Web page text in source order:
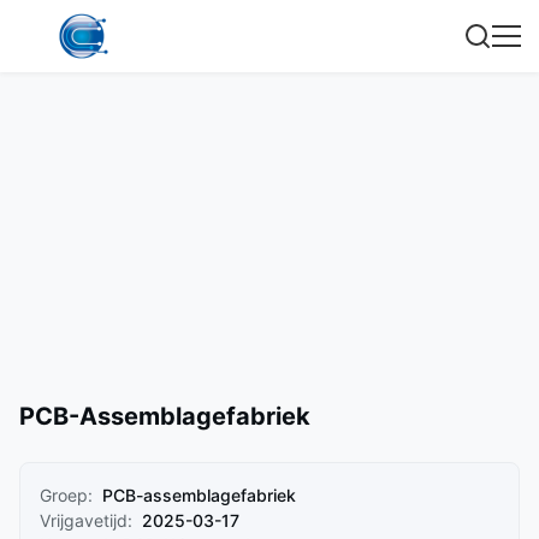
PCB-Assemblagefabriek
Groep: PCB-assemblagefabriek
Vrijgavetijd: 2025-03-17